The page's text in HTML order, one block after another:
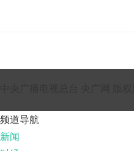
频道导航
新闻